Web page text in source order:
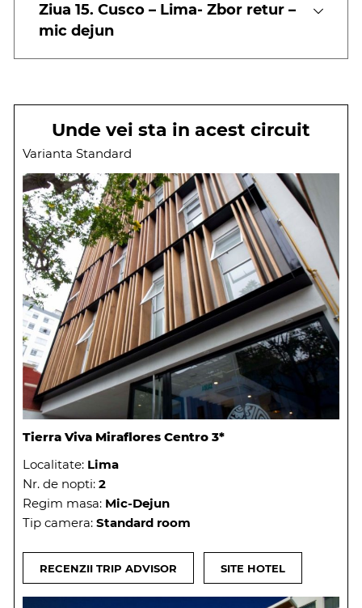
Ziua 15. Cusco – Lima- Zbor retur –
mic dejun
Unde vei sta in acest circuit
Varianta Standard
Tierra Viva Miraflores Centro 3*
Localitate: Lima
Nr. de nopti: 2
Regim masa: Mic-Dejun
Tip camera: Standard room
RECENZII TRIP ADVISOR SITE HOTEL